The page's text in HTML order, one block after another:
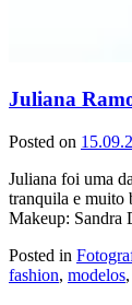
Juliana
Posted on
Juliana foi uma
tranquila e muito
Makeup: Sandra
Posted in
fashion, modelos,